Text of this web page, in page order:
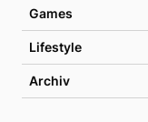
Games
Lifestyle
Archiv